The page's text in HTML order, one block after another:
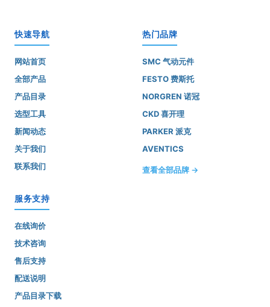
快速导航
网站首页
全部产品
产品目录
选型工具
新闻动态
关于我们
联系我们
热门品牌
SMC 气动元件
FESTO 费斯托
NORGREN 诺冠
CKD 喜开理
PARKER 派克
AVENTICS
查看全部品牌 →
服务支持
在线询价
技术咨询
售后支持
配送说明
产品目录下载